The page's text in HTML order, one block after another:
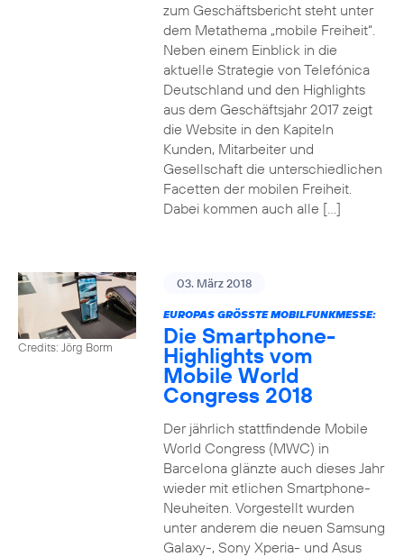
zum Geschäftsbericht steht unter
dem Metathema „mobile Freiheit“.
Neben einem Einblick in die
aktuelle Strategie von Telefónica
Deutschland und den Highlights
aus dem Geschäftsjahr 2017 zeigt
die Website in den Kapiteln
Kunden, Mitarbeiter und
Gesellschaft die unterschiedlichen
Facetten der mobilen Freiheit.
Dabei kommen auch alle […]
Credits: Jörg Borm
03. März 2018
EUROPAS GRÖSSTE MOBILFUNKMESSE:
Die Smartphone-
Highlights vom
Mobile World
Congress 2018
Der jährlich stattfindende Mobile
World Congress (MWC) in
Barcelona glänzte auch dieses Jahr
wieder mit etlichen Smartphone-
Neuheiten. Vorgestellt wurden
unter anderem die neuen Samsung
Galaxy-, Sony Xperia- und Asus